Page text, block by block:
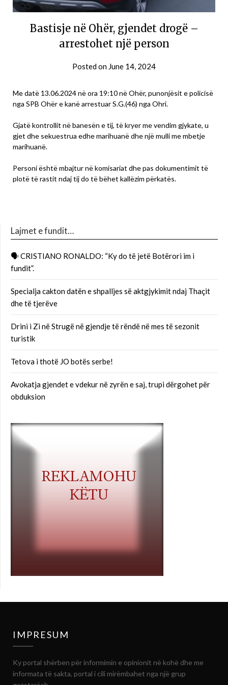
Bastisje në Ohër, gjendet drogë –
arrestohet një person
Posted on June 14, 2024
Me datë 13.06.2024 në ora 19:10 në Ohër, punonjësit e policisë
nga SPB Ohër e kanë arrestuar S.G.(46) nga Ohri.
Gjatë kontrollit në banesën e tij, të kryer me vendim gjykate, u
gjet dhe sekuestrua edhe marihuanë dhe një mulli me mbetje
marihuanë.
Personi është mbajtur në komisariat dhe pas dokumentimit të
plotë të rastit ndaj tij do të bëhet kallëzim përkatës.
Lajmet e fundit…
🗣 CRISTIANO RONALDO: “Ky do të jetë Botërori im i
fundit”.
Specialja cakton datën e shpalljes së aktgjykimit ndaj Thaçit
dhe të tjerëve
Drini i Zi në Strugë në gjendje të rëndë në mes të sezonit
turistik
Tetova i thotë JO botës serbe!
Avokatja gjendet e vdekur në zyrën e saj, trupi dërgohet për
obduksion
IMPRESUM
Ky portal shërben për informimin e opinionit në kohë dhe me
informata të sakta, portal i cili mirëmbahet nga një grup